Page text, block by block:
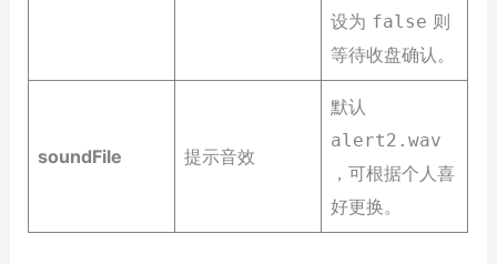
设为 false 则
等待收盘确认。
soundFile 提示音效
默认
alert2.wav
，可根据个人喜
好更换。